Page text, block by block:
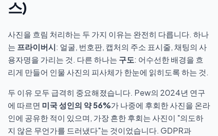
스)
사진을 흐림 처리하는 두 가지 이유는 완전히 다릅니다. 하나
는 프라이버시: 얼굴, 번호판, 캡처의 주소 표시줄, 채팅의 사
용자명을 가리는 것. 다른 하나는 구도: 어수선한 배경을 흐
리게 만들어 인물 사진의 피사체가 한눈에 읽히도록 하는 것.
두 이유 모두 급격히 중요해졌습니다. Pew의 2024년 연구
에 따르면 미국 성인의 약 56%가 나중에 후회한 사진을 온라
인에 공유한 적이 있으며, 가장 흔한 후회는 사진이 "의도하
지 않은 무언가를 드러냈다"는 것이었습니다. GDPR과